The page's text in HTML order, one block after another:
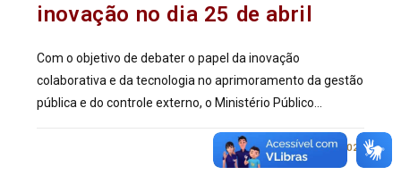
inovação no dia 25 de abril
Com o objetivo de debater o papel da inovação
colaborativa e da tecnologia no aprimoramento da gestão
pública e do controle externo, o Ministério Público…
10/04/2025